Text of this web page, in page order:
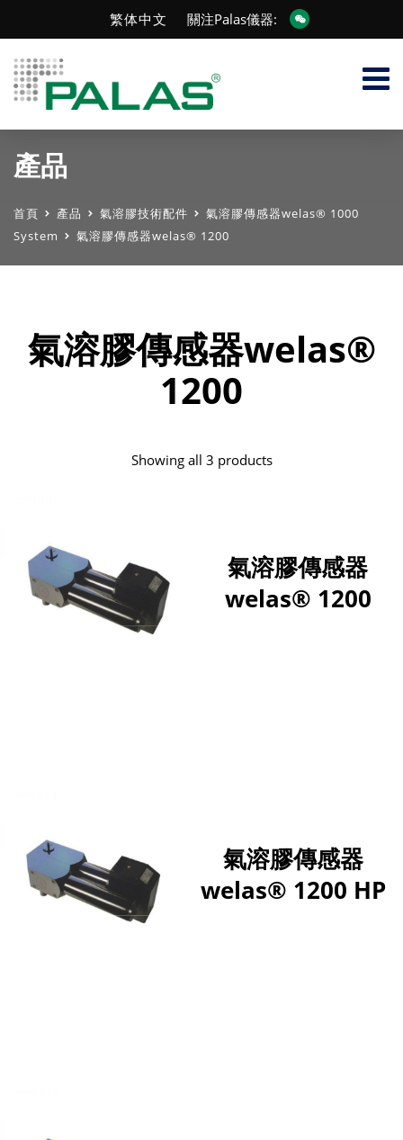
繁体中文 關注Palas儀器:
產品
首頁 產品 氣溶膠技術配件
氣溶膠傳感器welas® 1000
System
氣溶膠傳感器welas® 1200
氣溶膠傳感器welas®
1200
Showing all 3 products
氣溶膠傳感器
welas® 1200
氣溶膠傳感器
welas® 1200 HP